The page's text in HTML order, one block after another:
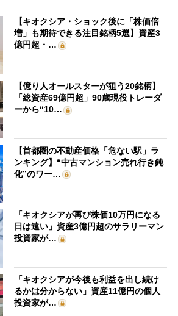
【キオクシア・ショック後に「株価倍
増」も期待できる注目銘柄5選】資産3
億円超・…
【億り人オールスターが狙う20銘柄】
「総資産69億円超」90歳現役トレーダ
ーから“10…
【首都圏の不動産価格「危ない駅」ラ
ンキング】“中古マンション売れ行き鈍
化”のワー…
「キオクシアが再び株価10万円になる
日は遠い」資産3億円超のサラリーマン
投資家が…
「キオクシアが今後も利益を出し続け
るかは分からない」資産11億円の個人
投資家が…